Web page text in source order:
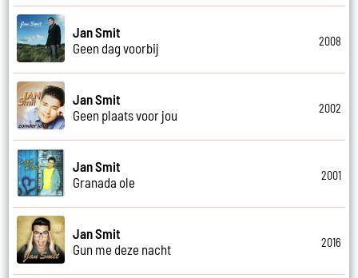
Jan Smit
Geen dag voorbij
2008
Jan Smit
Geen plaats voor jou
2002
Jan Smit
Granada ole
2001
Jan Smit
Gun me deze nacht
2016